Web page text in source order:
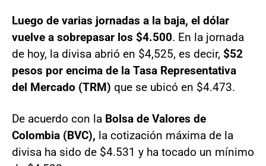
Luego de varias jornadas a la baja, el dólar
vuelve a sobrepasar los $4.500. En la jornada
de hoy, la divisa abrió en $4,525, es decir, $52
pesos por encima de la Tasa Representativa
del Mercado (TRM) que se ubicó en $4.473.
De acuerdo con la Bolsa de Valores de
Colombia (BVC), la cotización máxima de la
divisa ha sido de $4.531 y ha tocado un mínimo